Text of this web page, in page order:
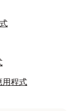
用程式